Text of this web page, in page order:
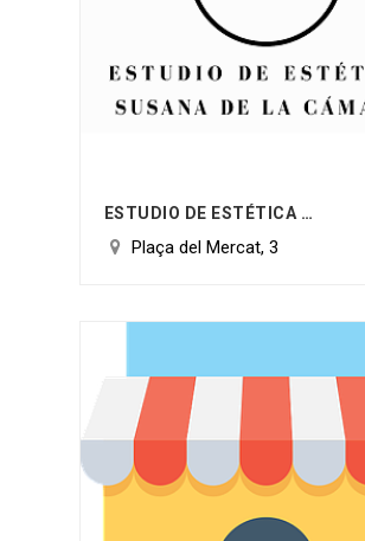
ESTUDIO DE ESTÉTICA SUSANA DE LA CAMARA
Plaça del Mercat, 3